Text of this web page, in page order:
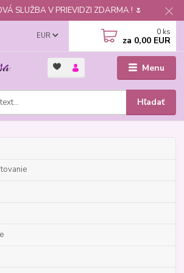
SLUŽBA V PRIEVIDZI ZDARMA ! 🌷
Menu
EUR
Hľadať
0 ks
za 0,00 EUR